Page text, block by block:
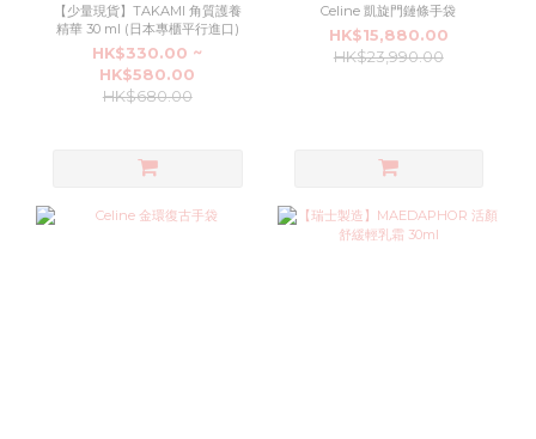
【少量現貨】TAKAMI 角質護養
精華 30 ml (日本專櫃平行進口)
HK$330.00 ~
HK$580.00
HK$680.00
Celine 凱旋門鏈條手袋
HK$15,880.00
HK$23,990.00